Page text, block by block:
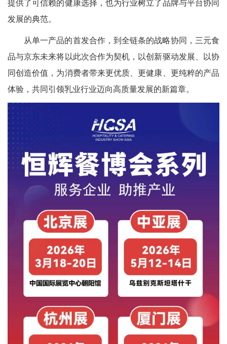
提供了可信赖的健康选择，也为行业树立了品牌与平台协同
发展的典范。
从单一产品的首发合作，到全链条的战略协同，三元食
品与京东未来将以此次合作为契机，以创新驱动发展、以协
同创造价值，为消费者带来更优质、更健康、更纯粹的产品
体验，共同引领乳业行业迈向高质量发展的新篇章。